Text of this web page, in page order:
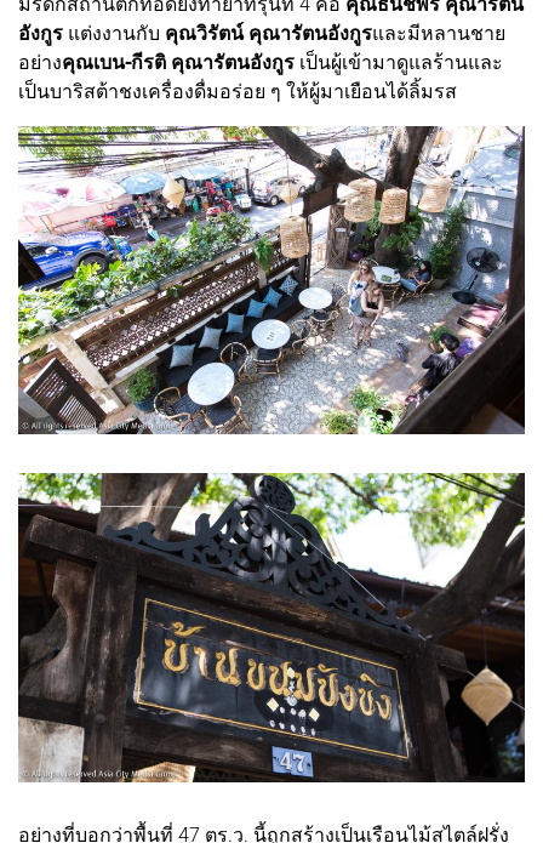
อังกูร แต่งงานกับ คุณวิรัตน์ คุณารัตนอังกูรและมีหลานชาย
อย่างคุณเบน-กีรติ คุณารัตนอังกูร เป็นผู้เข้ามาดูแลร้านและ
เป็นบาริสต้าชงเครื่องดื่มอร่อย ๆ ให้ผู้มาเยือนได้ลิ้มรส
อย่างที่บอกว่าพื้นที่ 47 ตร.ว. นี้ถูกสร้างเป็นเรือนไม้สไตล์ฝรั่ง